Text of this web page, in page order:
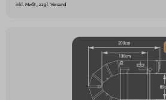
inkl. MwSt., zzgl. Versand